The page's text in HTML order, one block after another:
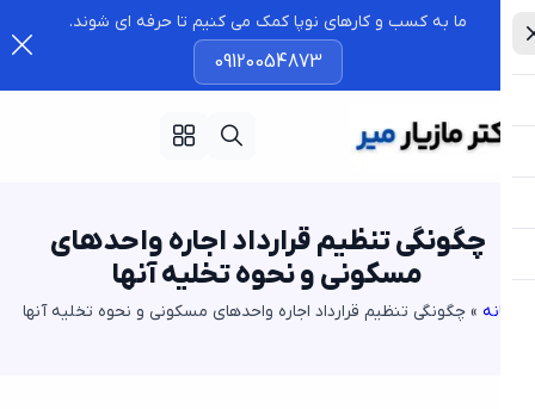
ما به کسب و کارهای نوپا کمک می کنیم تا حرفه ای شوند.
09120054873
چگونگی تنظیم قرارداد اجاره واحدهای
مسکونی و نحوه تخلیه آنها
»چگونگی تنظیم قرارداد اجاره واحدهای مسکونی و نحوه تخلیه آنها